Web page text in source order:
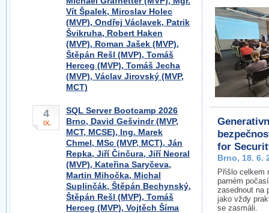
Vít Špalek, Miroslav Holec
(MVP), Ondřej Václavek, Patrik
Švikruha, Robert Haken
(MVP), Roman Jašek (MVP),
Štěpán Rešl (MVP), Tomáš
Herceg (MVP), Tomáš Jecha
(MVP), Václav Jirovský (MVP,
MCT)
4
IX.
SQL Server Bootcamp 2026
Brno, David Gešvindr (MVP,
MCT, MCSE), Ing. Marek
Chmel, MSc (MVP, MCT), Ján
Repka, Jiří Činčura, Jiří Neoral
(MVP), Kateřina Saryčeva,
Martin Mihočka, Michal
Suplinčák, Štěpán Bechynský,
Štěpán Rešl (MVP), Tomáš
Herceg (MVP), Vojtěch Šíma
for
Brno, 18. 6.
Přišlo celkem
parném
zasednout na
jako vždy
se zasmáli.